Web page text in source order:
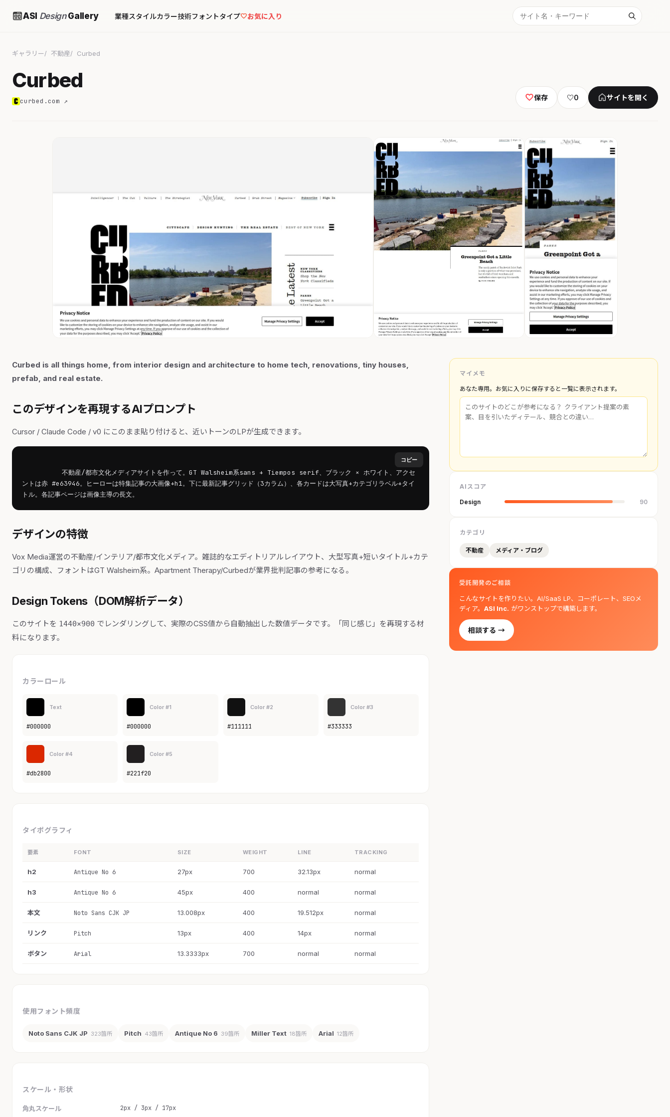
ASI DesignGallery 業種スタイルカラー技術フォントタイプ お気に入り
ギャラリー 不動産 Curbed
Curbed
curbed.com ↗ 保存 ♡0 サイトを開く
Curbed is all things home, from interior design and architecture to home tech, renovations, tiny houses,
prefab, and real estate.
このデザインを再現するAIプロンプト
Cursor / Claude Code / v0 にこのまま貼り付けると、近いトーンのLPが生成できます。
コピー
不動産/都市文化メディアサイトを作って。GT Walsheim系sans + Tiempos serif、ブラック × ホワイト、アクセ
ントは赤 #e63946。ヒーローは特集記事の大画像+h1。下に最新記事グリッド（3カラム）、各カードは大写真+カテゴリラベル+タイ
トル。各記事ページは画像主導の長文。
デザインの特徴
Vox Media運営の不動産/インテリア/都市文化メディア。雑誌的なエディトリアルレイアウト、大型写真+短いタイトル+カテ
ゴリの構成、フォントはGT Walsheim系。Apartment Therapy/Curbedが業界批判記事の参考になる。
Design Tokens（DOM解析データ）
このサイトを 1440×900 でレンダリングして、実際のCSS値から自動抽出した数値データです。「同じ感じ」を再現する材
料になります。
カラーロール
Text
#000000
Color #1
#000000
Color #2
#111111
Color #3
#333333
Color #4
#db2800
Color #5
#221f20
タイポグラフィ
要素 FONT SIZE WEIGHT LINE TRACKING
h2 Antique No 6 27px 700 32.13px normal
h3 Antique No 6 45px 400 normal normal
本文 Noto Sans CJK JP 13.008px 400 19.512px normal
リンク Pitch 13px 400 14px normal
ボタン Arial 13.3333px 700 normal normal
使用フォント頻度
Noto Sans CJK JP 323箇所 Pitch 43箇所 Antique No 6 39箇所 Miller Text 18箇所 Arial 12箇所
スケール・形状
角丸スケール 2px / 3px / 17px
マイメモ
あなた専用。お気に入りに保存すると一覧に表示されます。
AIスコア
Design 90
カテゴリ
不動産 メディア・ブログ
受託開発のご相談
こんなサイトを作りたい。AI/SaaS LP、コーポレート、SEOメ
ディア。ASI Inc. がワンストップで構築します。
相談する →